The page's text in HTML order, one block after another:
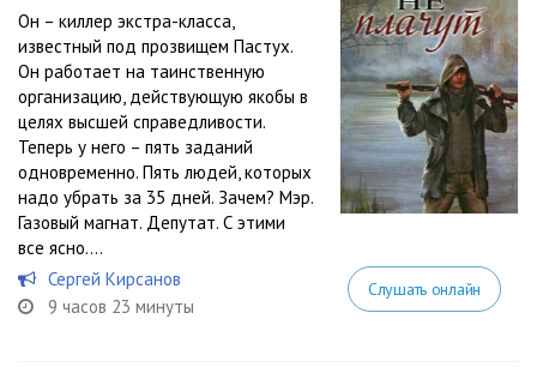
Он – киллер экстра-класса,
известный под прозвищем Пастух.
Он работает на таинственную
организацию, действующую якобы в
целях высшей справедливости.
Теперь у него – пять заданий
одновременно. Пять людей, которых
надо убрать за 35 дней. Зачем? Мэр.
Газовый магнат. Депутат. С этими
все ясно....
Сергей Кирсанов
9 часов 23 минуты
Слушать онлайн